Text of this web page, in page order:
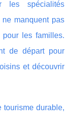
les spécialités
manquent pas
les familles.
de départ pour
et découvrir
tourisme durable,